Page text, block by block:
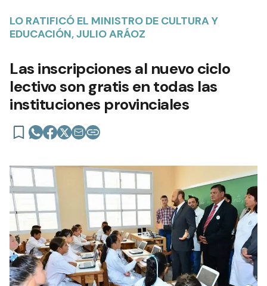
LO RATIFICÓ EL MINISTRO DE CULTURA Y
EDUCACIÓN, JULIO ARÁOZ
Las inscripciones al nuevo ciclo
lectivo son gratis en todas las
instituciones provinciales